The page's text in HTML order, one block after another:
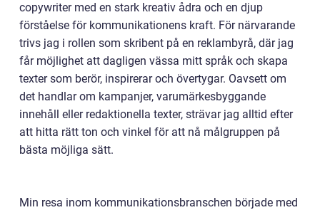
copywriter med en stark kreativ ådra och en djup
förståelse för kommunikationens kraft. För närvarande
trivs jag i rollen som skribent på en reklambyrå, där jag
får möjlighet att dagligen vässa mitt språk och skapa
texter som berör, inspirerar och övertygar. Oavsett om
det handlar om kampanjer, varumärkesbyggande
innehåll eller redaktionella texter, strävar jag alltid efter
att hitta rätt ton och vinkel för att nå målgruppen på
bästa möjliga sätt.
Min resa inom kommunikationsbranschen började med